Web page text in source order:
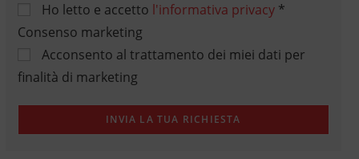
Ho letto e accetto l'informativa privacy*
Consenso marketing
Acconsento al trattamento dei miei dati per
finalità di marketing